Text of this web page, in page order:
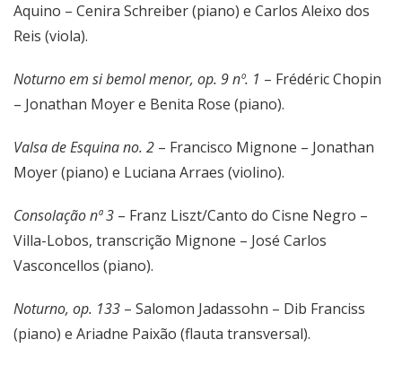
Aquino – Cenira Schreiber (piano) e Carlos Aleixo dos
Reis (viola).
Noturno em si bemol menor, op. 9 nº. 1 – Frédéric Chopin
– Jonathan Moyer e Benita Rose (piano).
Valsa de Esquina no. 2 – Francisco Mignone – Jonathan
Moyer (piano) e Luciana Arraes (violino).
Consolação nª 3 – Franz Liszt/Canto do Cisne Negro –
Villa-Lobos, transcrição Mignone – José Carlos
Vasconcellos (piano).
Noturno, op. 133 – Salomon Jadassohn – Dib Franciss
(piano) e Ariadne Paixão (flauta transversal).